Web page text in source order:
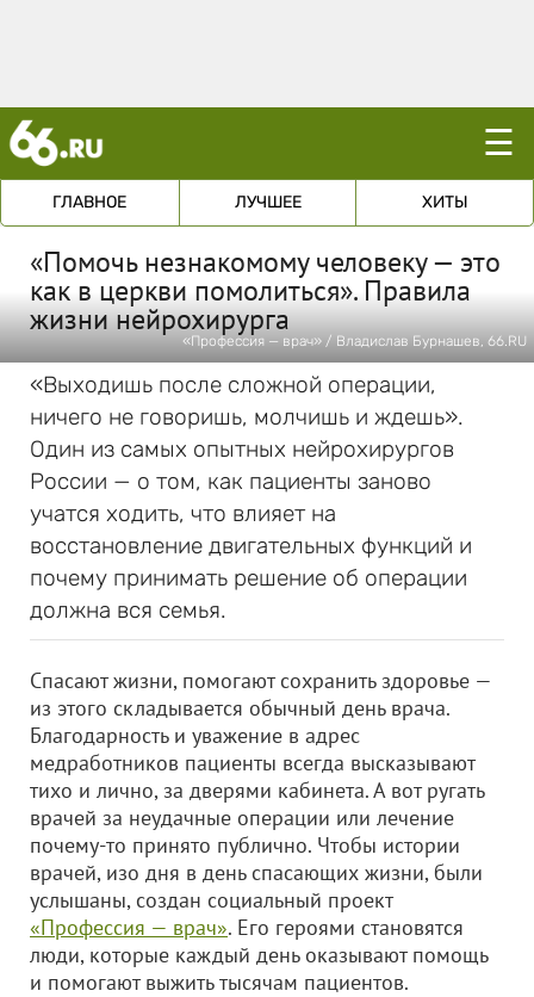
☰
ГЛАВНОЕ ЛУЧШЕЕ ХИТЫ
«Помочь незнакомому человеку — это
как в церкви помолиться». Правила
жизни нейрохирурга
«Профессия — врач» / Владислав Бурнашев, 66.RU
«Выходишь после сложной операции,
ничего не говоришь, молчишь и ждешь».
Один из самых опытных нейрохирургов
России — о том, как пациенты заново
учатся ходить, что влияет на
восстановление двигательных функций и
почему принимать решение об операции
должна вся семья.
Спасают жизни, помогают сохранить здоровье —
из этого складывается обычный день врача.
Благодарность и уважение в адрес
медработников пациенты всегда высказывают
тихо и лично, за дверями кабинета. А вот ругать
врачей за неудачные операции или лечение
почему-то принято публично. Чтобы истории
врачей, изо дня в день спасающих жизни, были
услышаны, создан социальный проект
«Профессия — врач». Его героями становятся
люди, которые каждый день оказывают помощь
и помогают выжить тысячам пациентов.